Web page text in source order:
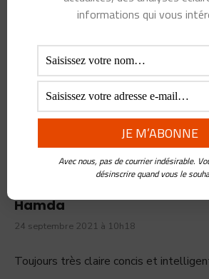
One Response
Hamda
24 septembre 2021 à 10h18
Toujours très claire concis et
informations qui vous
Avec nous, pas de courrier indésirable.
désinscrire quand vous le